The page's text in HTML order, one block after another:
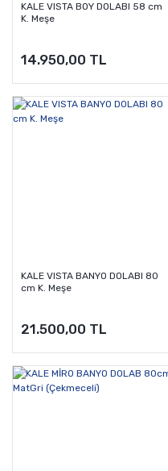
KALE VISTA BOY DOLABI 58 cm
K. Meşe
14.950,00 TL
KALE VISTA BANYO DOLABI 80
cm K. Meşe
21.500,00 TL